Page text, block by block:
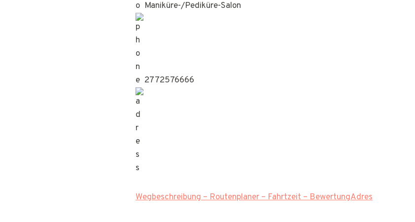
Maniküre-/Pediküre-Salon
2772576666
Wegbeschreibung – Routenplaner – Fahrtzeit – BewertungAdres